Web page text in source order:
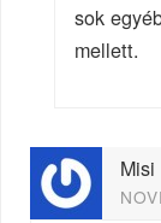
sok
mellett.
Misi